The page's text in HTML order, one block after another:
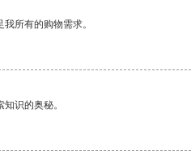
所有的购物需求。
识的奥秘。